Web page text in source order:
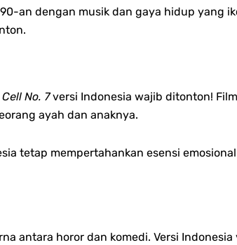
an dengan musik dan gaya hidup yang
No. 7versi Indonesia wajib ditonton!
ayah dan anaknya.
tetap mempertahankan esensi
antara horor dan komedi. Versi